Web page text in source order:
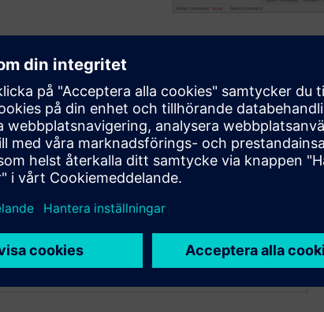
Designa tillverkningspaneler
Skapa en multi-PCB-panel snabbt med hjälp av
paneldesignfunktionerna. Välj den automatiska
panelguiden, ange några grundläggande parametrar
utformad för dig.